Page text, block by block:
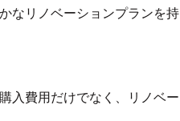
なリノベーションプランを
入費用だけでなく、リノベ